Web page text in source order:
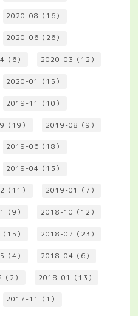
2020-08（16）
2020-06（26）
6） 2020-03（12）
2020-01（15）
2019-11（10）
19） 2019-08（9）
2019-06（18）
2019-04（13）
11） 2019-01（7）
9） 2018-10（12）
15） 2018-07（23）
4） 2018-04（6）
2） 2018-01（13）
2017-11（1）